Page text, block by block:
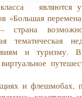
являются
«Большая
страна
тематическая
и туризму.
и флешмобах,